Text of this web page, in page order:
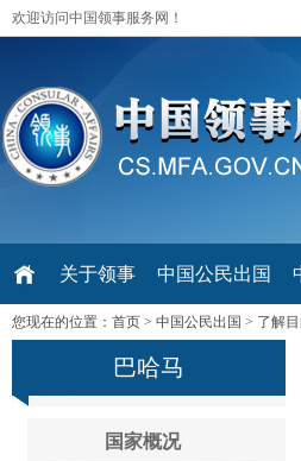
欢迎访问中国领事服务网！
关于领事 中国公民出国
您现在的位置： 首页 > 中国公民出国 > 了解
巴哈马
国家概况